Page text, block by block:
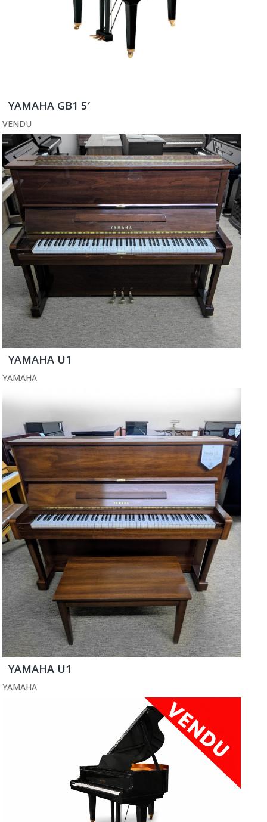
YAMAHA GB1 5′
VENDU
YAMAHA U1
YAMAHA
YAMAHA U1
YAMAHA